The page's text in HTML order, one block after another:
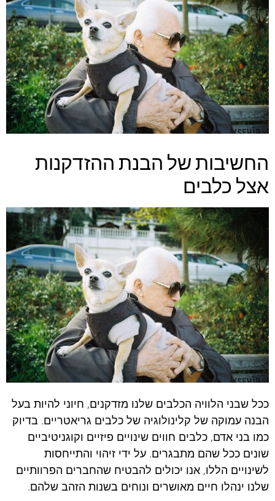
החשיבות של הבנת ההזדקנות
אצל כלבים
ככל שבני הלוויה הכלבים שלנו מזדקנים, חיוני להיות בעל
הבנה עמוקה של קלינולוגיה של כלבים גריאטריים. בדיוק
כמו בני אדם, כלבים חווים שינויים פיזיים וקוגניטיביים
שונים ככל שהם מתבגרים. על ידי זיהוי והתייחסות
לשינויים הללו, אנו יכולים להבטיח שהחברים הפרוותיים
שלנו ינהלו חיים מאושרים ונוחים בשנות הזהב שלהם.